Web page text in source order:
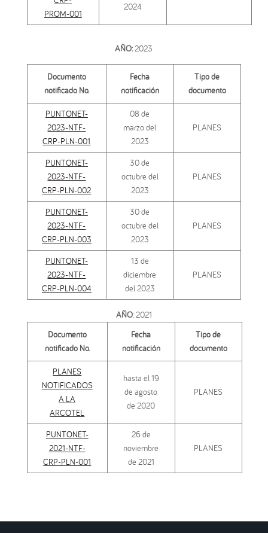
PROM-001
2024
AÑO:2023
Documento
notificado No.
Fecha
notificación
Tipo de
documento
PUNTONET-
2023-NTF-
CRP-PLN-001
08 de
marzo del
2023
PLANES
PUNTONET-
2023-NTF-
CRP-PLN-002
30 de
octubre del
2023
PLANES
PUNTONET-
2023-NTF-
CRP-PLN-003
30 de
octubre del
2023
PLANES
PUNTONET-
2023-NTF-
CRP-PLN-004
13 de
diciembre
del 2023
PLANES
AÑO: 2021
Documento
notificado No.
Fecha
notificación
Tipo de
documento
PLANES
NOTIFICADOS
A LA
ARCOTEL
hasta el 19
de agosto
de 2020
PLANES
PUNTONET-
2021-NTF-
CRP-PLN-001
26 de
noviembre
de 2021
PLANES